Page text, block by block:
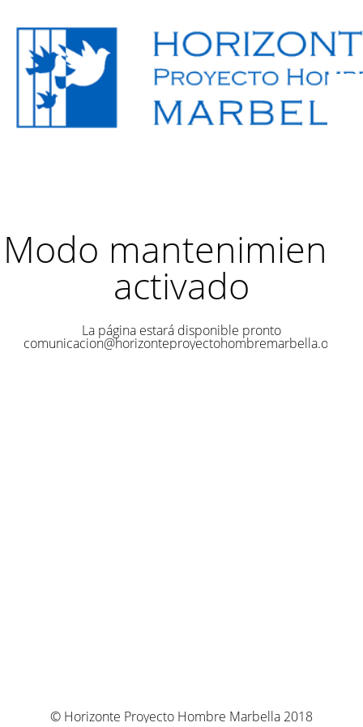
Modo mantenimiento
activado
La página estará disponible pronto
comunicacion@horizonteproyectohombremarbella.org
© Horizonte Proyecto Hombre Marbella 2018